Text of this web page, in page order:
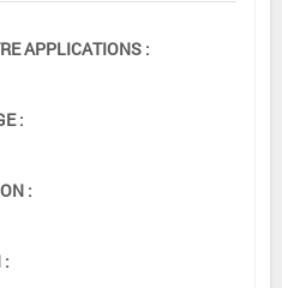
APPLICATIONS :
:
:
: